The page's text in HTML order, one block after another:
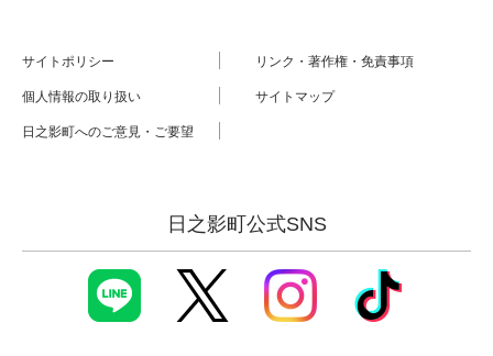
サイトポリシー リンク・著作権・免責事項
個人情報の取り扱い サイトマップ
日之影町へのご意見・ご要望
日之影町公式SNS